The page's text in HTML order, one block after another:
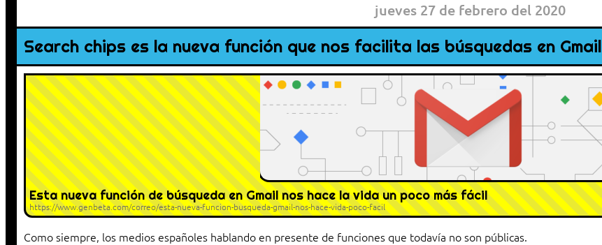
jueves 27 de febrero del 2020
Search chips es la nueva función que nos facilita las búsquedas en Gmail
Esta nueva función de búsqueda en Gmail nos hace la vida un poco más fácil
https://www.genbeta.com/correo/esta-nueva-funcion-busqueda-gmail-nos-hace-vida-poco-facil
Como siempre, los medios españoles hablando en presente de funciones que todavía no son públicas.